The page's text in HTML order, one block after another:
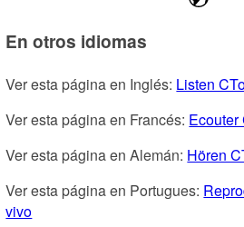
En otros idiomas
Ver esta página en Inglés: Listen
Ver esta página en Francés:
Ver esta página en Alemán: Hören
Ver esta página en Portugues:
vivo